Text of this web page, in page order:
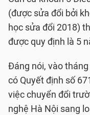
(được sửa đổi bởi
học sửa đổi 2018)
được quy định là 5
Đáng nói, vào
có Quyết định số
việc chuyển đổi
nghệ Hà Nội sang